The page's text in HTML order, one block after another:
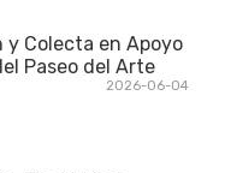
Colecta en Apoyo
Paseo del Arte
2026-06-04